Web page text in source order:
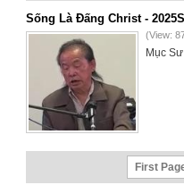
Sống Là Đấng Christ -
(View:
Mục
First